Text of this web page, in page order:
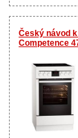
Český návod
Competence